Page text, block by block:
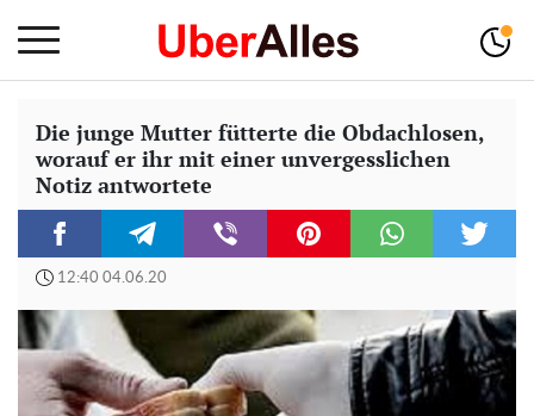
Die junge Mutter fütterte die Obdachlosen,
worauf er ihr mit einer unvergesslichen
Notiz antwortete
12:40 04.06.20